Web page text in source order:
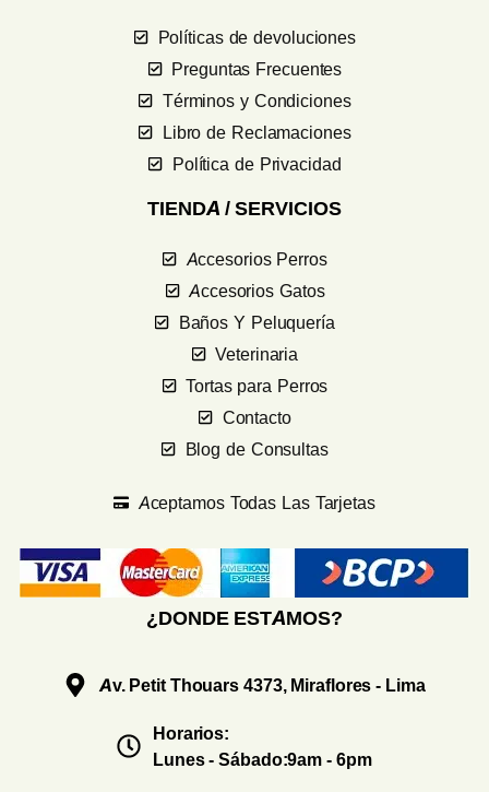
Políticas de devoluciones
Preguntas Frecuentes
Términos y Condiciones
Libro de Reclamaciones
Política de Privacidad
TIENDA / SERVICIOS
Accesorios Perros
Accesorios Gatos
Baños Y Peluquería
Veterinaria
Tortas para Perros
Contacto
Blog de Consultas
Aceptamos Todas Las Tarjetas
¿DONDE ESTAMOS?
Av. Petit Thouars 4373, Miraflores - Lima
Horarios:
Lunes - Sábado:9am - 6pm